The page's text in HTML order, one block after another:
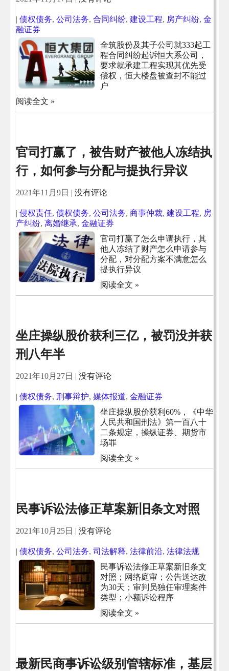
| 债权债务, 公司法务, 合同纠纷, 建设工程, 房产纠纷, 金
融证券
全筑股份及其子公司就333起工
程合同纠纷起诉恒大系公司，
要求就承建工程实现其优先受
偿权，恒大楼盘被查封不能过
户
阅读全文 »
官司打赢了，被告财产被他人冻结执
行，如何参与分配与提执行异议
2021年11月9日 | 没有评论
| 侵权责任, 债权债务, 公司法务, 商事仲裁, 建设工程, 房
产纠纷, 离婚继承, 金融证券
官司打赢了怎么申请执行，其
他人冻结了财产怎么申请参与
分配，对分配方案不满意怎么
提执行异议
阅读全文 »
坐庄操纵股价获利三亿，被罚没并获
刑八年半
2021年10月27日 | 没有评论
| 债权债务, 刑事辩护, 媒体报道, 金融证券
坐庄操纵股价获利60%，《中华
人民共和国刑法》第一百八十
二条规定，操纵证券、期货市
场罪
阅读全文 »
民事诉讼法修正草案新旧条文对照
2021年10月25日 | 没有评论
| 债权债务, 公司法务, 司法解释, 法律前沿, 法律法规
民事诉讼法修正草案新旧条文
对照；网络庭审；公告送达改
为30天；审判员独任审理案件
类型；小额诉讼程序
阅读全文 »
最新民商事诉讼级别管辖标准，基层